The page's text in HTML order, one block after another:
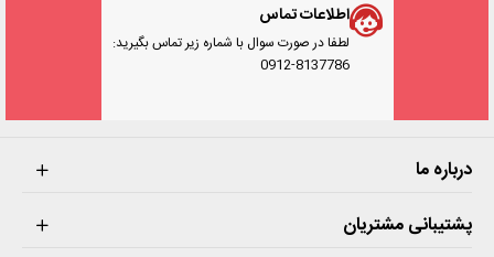
اطلاعات تماس
لطفا در صورت سوال با شماره زیر تماس بگیرید:
0912-8137786
درباره ما
پشتیبانی مشتریان